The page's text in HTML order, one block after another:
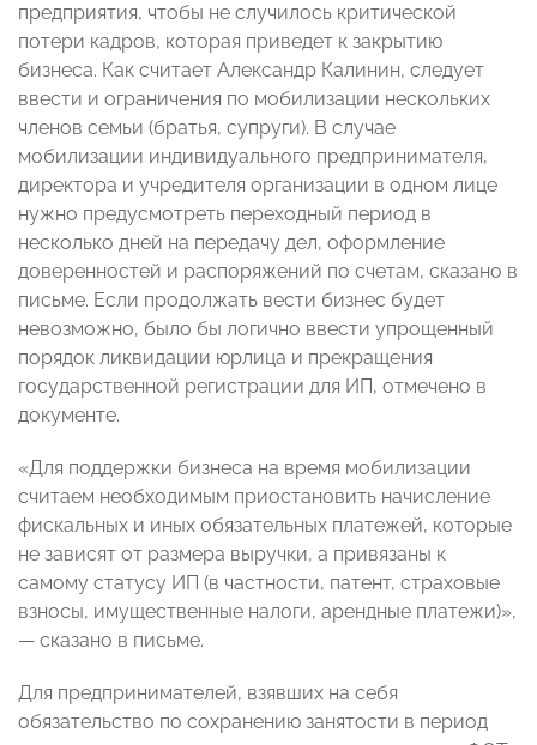
предприятия, чтобы не случилось критической
потери кадров, которая приведет к закрытию
бизнеса. Как считает Александр Калинин, следует
ввести и ограничения по мобилизации нескольких
членов семьи (братья, супруги). В случае
мобилизации индивидуального предпринимателя,
директора и учредителя организации в одном лице
нужно предусмотреть переходный период в
несколько дней на передачу дел, оформление
доверенностей и распоряжений по счетам, сказано в
письме. Если продолжать вести бизнес будет
невозможно, было бы логично ввести упрощенный
порядок ликвидации юрлица и прекращения
государственной регистрации для ИП, отмечено в
документе.
«Для поддержки бизнеса на время мобилизации
считаем необходимым приостановить начисление
фискальных и иных обязательных платежей, которые
не зависят от размера выручки, а привязаны к
самому статусу ИП (в частности, патент, страховые
взносы, имущественные налоги, арендные платежи)»,
— сказано в письме.
Для предпринимателей, взявших на себя
обязательство по сохранению занятости в период